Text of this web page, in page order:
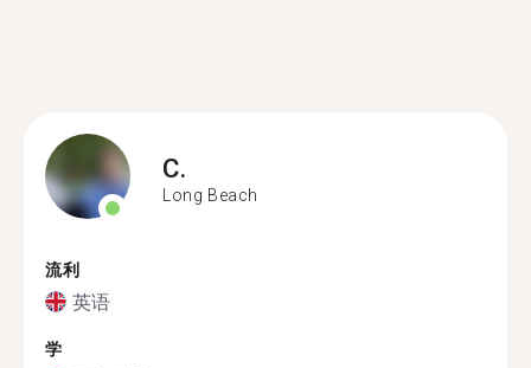
C.
Long Beach
流利
英语
学